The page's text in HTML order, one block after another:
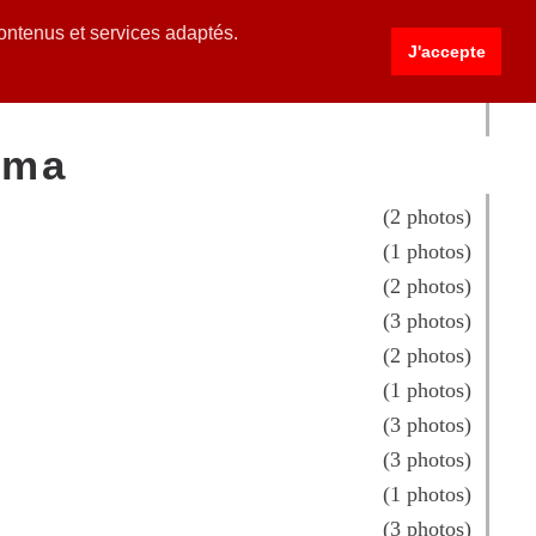
et services adaptés.
J'accepte
(2 photos)
(1 photos)
(2 photos)
(3 photos)
(2 photos)
(1 photos)
(3 photos)
(3 photos)
(1 photos)
(3 photos)